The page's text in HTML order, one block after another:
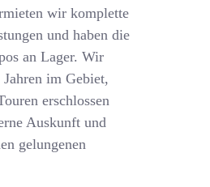
wir komplette
und haben die
an Lager. Wir
im Gebiet,
erschlossen
Auskunft und
gelungenen